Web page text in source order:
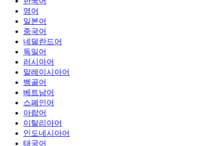
영어
일본어
중국어
네덜란드어
독일어
러시아어
말레이시아어
벵골어
베트남어
스페인어
아랍어
이탈리아어
인도네시아어
태국어